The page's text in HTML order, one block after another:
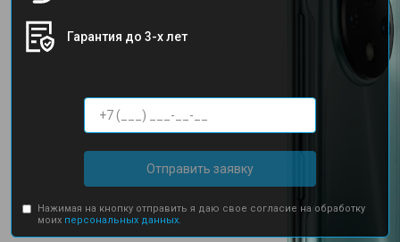
Гарантия до 3-х лет
Отправить заявку
Нажимая на кнопку отправить я даю свое согласие на обработку
моих персональных данных.